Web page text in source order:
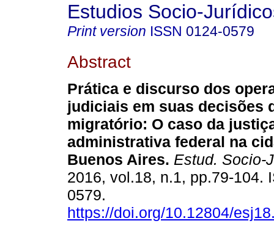
Estudios Socio-
Print version ISSN 0124-0579
Abstract
Prática e discurso dos
judiciais em suas decisões
migratório: O caso da
administrativa federal na
Buenos Aires. Estud. Socio-
2016, vol.18, n.1, pp.79-104.
0579.
https://doi.org/10.12804/